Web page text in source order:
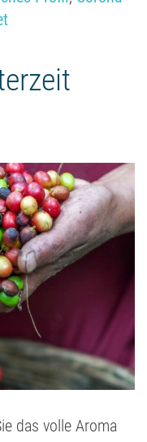
das volle Aroma